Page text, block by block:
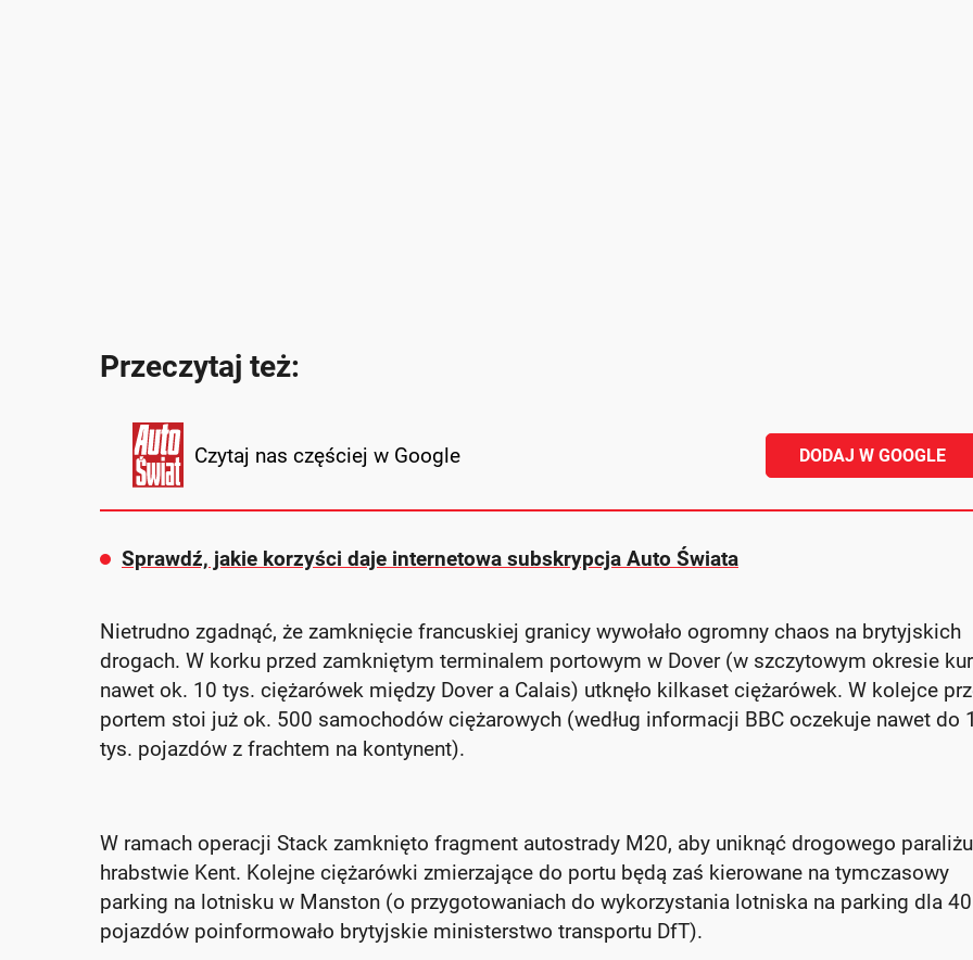
Przeczytaj też:
Czytaj nas częściej w Google DODAJ W GOOGLE
Sprawdź, jakie korzyści daje internetowa subskrypcja Auto Świata
Nietrudno zgadnąć, że zamknięcie francuskiej granicy wywołało ogromny chaos na brytyjskich
drogach. W korku przed zamkniętym terminalem portowym w Dover (w szczytowym okresie
nawet ok. 10 tys. ciężarówek między Dover a Calais) utknęło kilkaset ciężarówek. W kolejce
portem stoi już ok. 500 samochodów ciężarowych (według informacji BBC oczekuje nawet do
tys. pojazdów z frachtem na kontynent).
W ramach operacji Stack zamknięto fragment autostrady M20, aby uniknąć drogowego
hrabstwie Kent. Kolejne ciężarówki zmierzające do portu będą zaś kierowane na tymczasowy
parking na lotnisku w Manston (o przygotowaniach do wykorzystania lotniska na parking dla
pojazdów poinformowało brytyjskie ministerstwo transportu DfT).